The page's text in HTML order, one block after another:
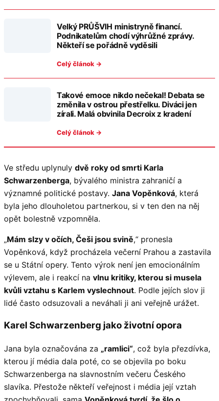
Velký PRŮŠVIH ministryně financí.
Podnikatelům chodí výhrůžné zprávy.
Někteří se pořádně vyděsili
Celý článok →
Takové emoce nikdo nečekal! Debata se
změnila v ostrou přestřelku. Diváci jen
zírali. Malá obvinila Decroix z kradení
Celý článok →
Ve středu uplynuly dvě roky od smrti Karla
Schwarzenberga, bývalého ministra zahraničí a
významné politické postavy. Jana Vopěnková, která
byla jeho dlouholetou partnerkou, si v ten den na něj
opět bolestně vzpomněla.
„Mám slzy v očích, Češi jsou svině,“ pronesla
Vopěnková, když procházela večerní Prahou a zastavila
se u Státní opery. Tento výrok není jen emocionálním
výlevem, ale i reakcí na vlnu kritiky, kterou si musela
kvůli vztahu s Karlem vyslechnout. Podle jejích slov ji
lidé často odsuzovali a neváhali ji ani veřejně urážet.
Karel Schwarzenberg jako životní opora
Jana byla označována za „ramlici“, což byla přezdívka,
kterou jí média dala poté, co se objevila po boku
Schwarzenberga na slavnostním večeru Českého
slavíka. Přestože někteří veřejnost i média její vztah